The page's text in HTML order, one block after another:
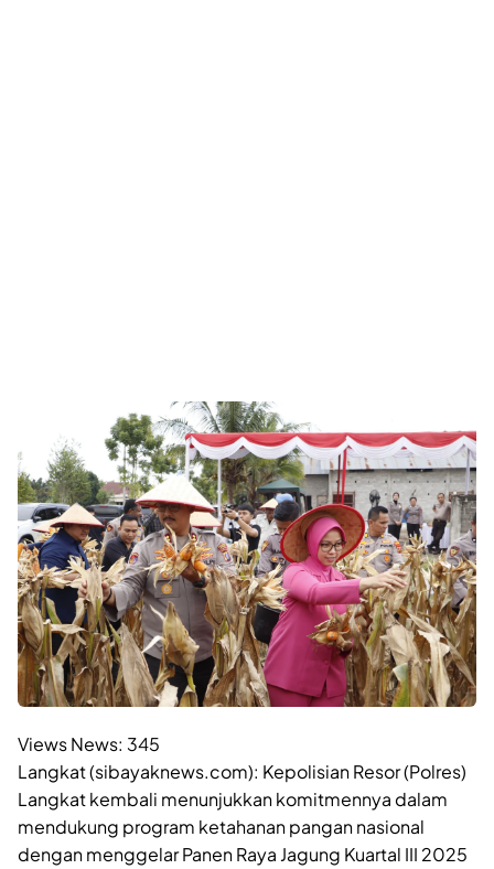
Views News: 345
Langkat (sibayaknews.com): Kepolisian Resor (Polres)
Langkat kembali menunjukkan komitmennya dalam
mendukung program ketahanan pangan nasional
dengan menggelar Panen Raya Jagung Kuartal III 2025